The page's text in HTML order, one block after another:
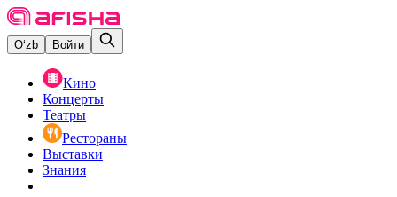
O‘zb Войти
Кино
Концерты
Театры
Рестораны
Выставки
Знания